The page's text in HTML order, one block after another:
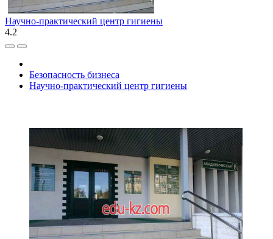
Научно-практический центр гигиены
4.2
Безопасность бизнеса
Научно-практический центр гигиены